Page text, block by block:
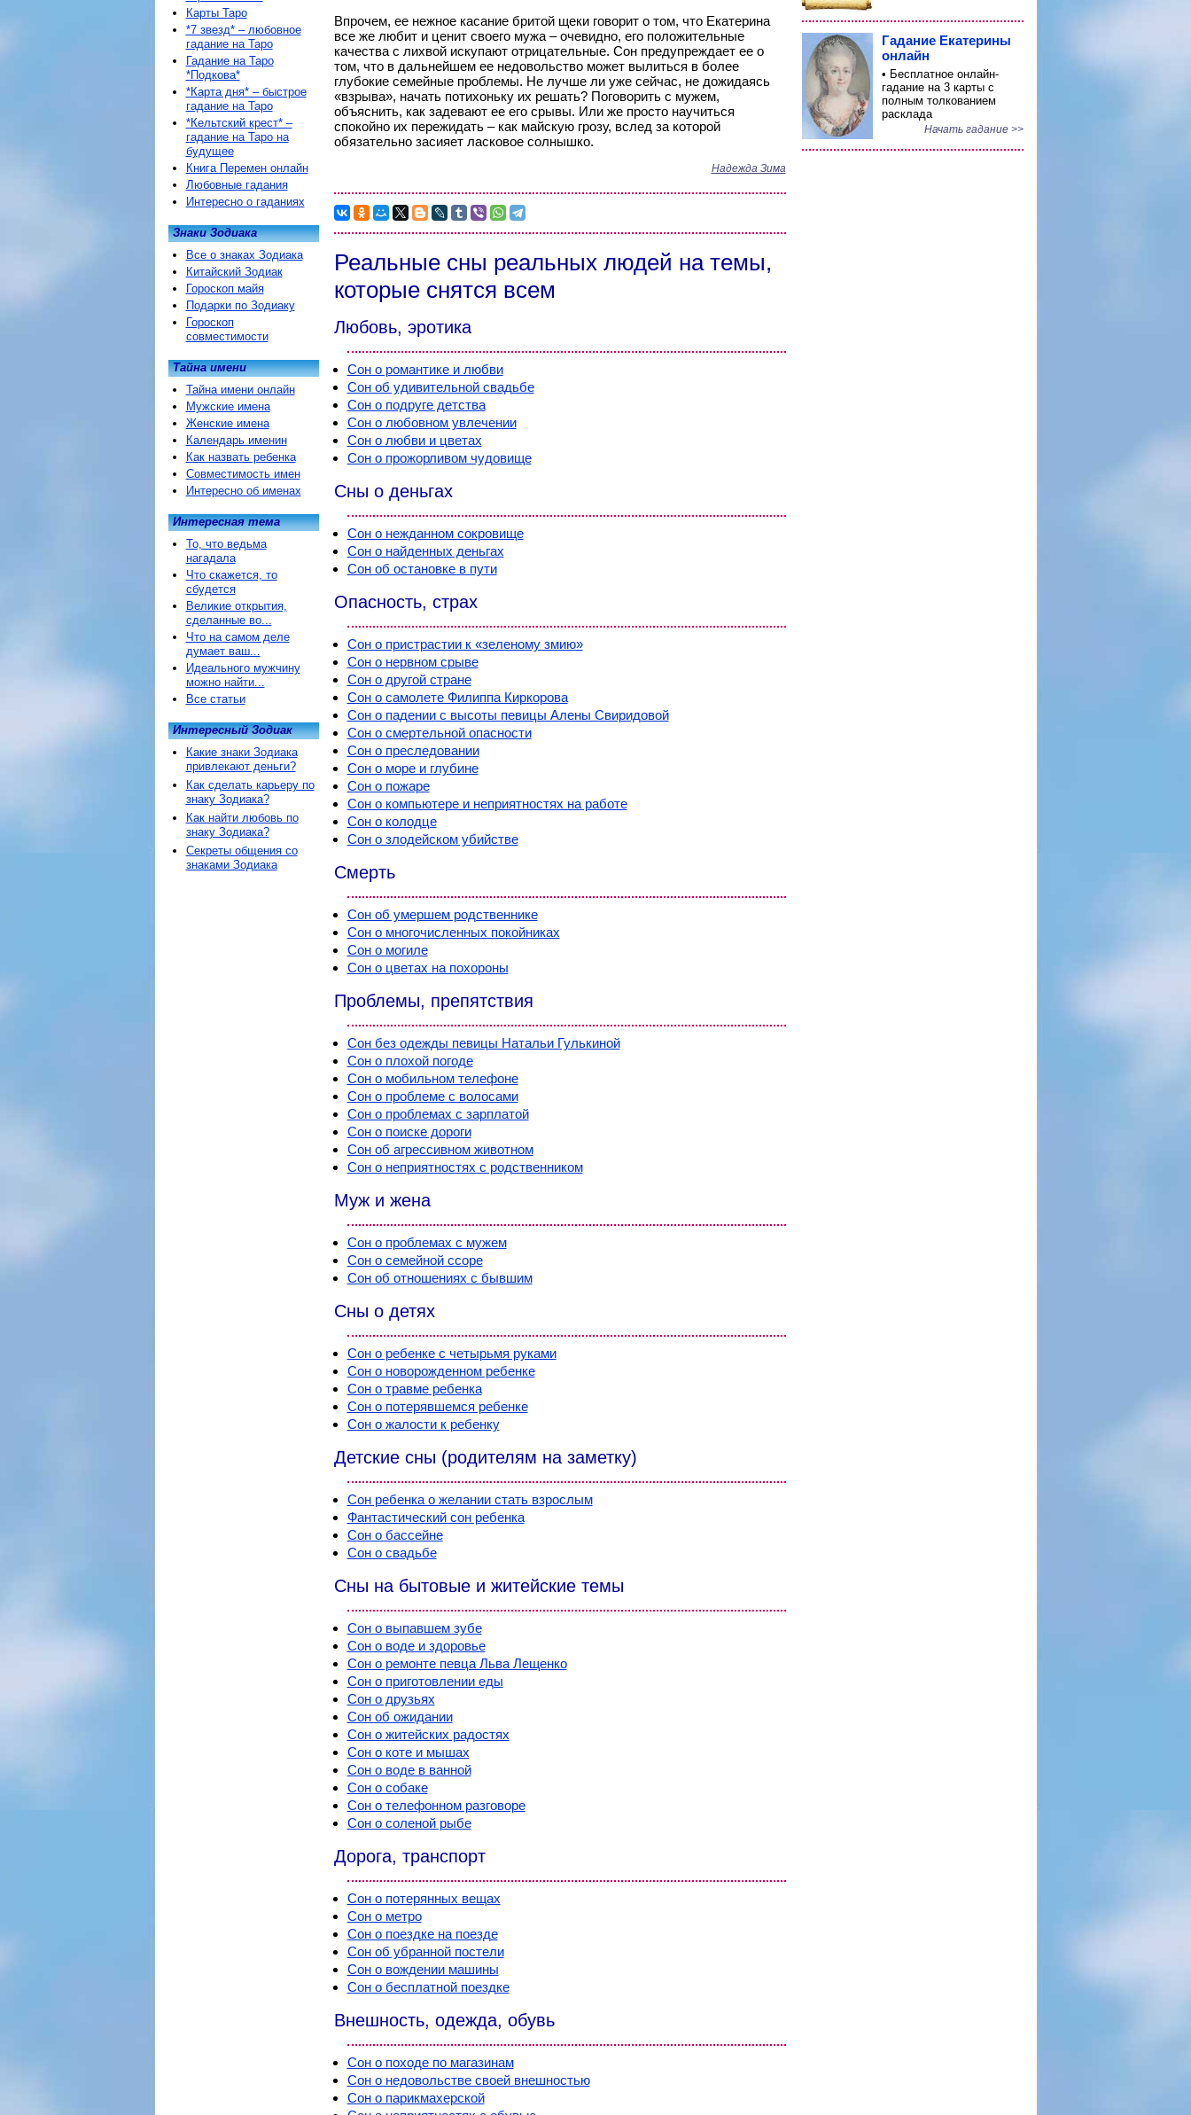
Впрочем, ее нежное касание бритой щеки говорит о том, что Екатерина
все же любит и ценит своего мужа – очевидно, его положительные
качества с лихвой искупают отрицательные. Сон предупреждает ее о
том, что в дальнейшем ее недовольство может вылиться в более
глубокие семейные проблемы. Не лучше ли уже сейчас, не дожидаясь
«взрыва», начать потихоньку их решать? Поговорить с мужем,
объяснить, как задевают ее его срывы. Или же просто научиться
спокойно их пережидать – как майскую грозу, вслед за которой
обязательно засияет ласковое солнышко.
Надежда Зима
Реальные сны реальных людей на темы,
которые снятся всем
Любовь, эротика
Сон о романтике и любви
Сон об удивительной свадьбе
Сон о подруге детства
Сон о любовном увлечении
Сон о любви и цветах
Сон о прожорливом чудовище
Сны о деньгах
Сон о нежданном сокровище
Сон о найденных деньгах
Сон об остановке в пути
Опасность, страх
Сон о пристрастии к «зеленому змию»
Сон о нервном срыве
Сон о другой стране
Сон о самолете Филиппа Киркорова
Сон о падении с высоты певицы Алены Свиридовой
Сон о смертельной опасности
Сон о преследовании
Сон о море и глубине
Сон о пожаре
Сон о компьютере и неприятностях на работе
Сон о колодце
Сон о злодейском убийстве
Смерть
Сон об умершем родственнике
Сон о многочисленных покойниках
Сон о могиле
Сон о цветах на похороны
Проблемы, препятствия
Сон без одежды певицы Натальи Гулькиной
Сон о плохой погоде
Сон о мобильном телефоне
Сон о проблеме с волосами
Сон о проблемах с зарплатой
Сон о поиске дороги
Сон об агрессивном животном
Сон о неприятностях с родственником
Муж и жена
Сон о проблемах с мужем
Сон о семейной ссоре
Сон об отношениях с бывшим
Сны о детях
Сон о ребенке с четырьмя руками
Сон о новорожденном ребенке
Сон о травме ребенка
Сон о потерявшемся ребенке
Сон о жалости к ребенку
Детские сны (родителям на заметку)
Сон ребенка о желании стать взрослым
Фантастический сон ребенка
Сон о бассейне
Сон о свадьбе
Сны на бытовые и житейские темы
Сон о выпавшем зубе
Сон о воде и здоровье
Сон о ремонте певца Льва Лещенко
Сон о приготовлении еды
Сон о друзьях
Сон об ожидании
Сон о житейских радостях
Сон о коте и мышах
Сон о воде в ванной
Сон о собаке
Сон о телефонном разговоре
Сон о соленой рыбе
Дорога, транспорт
Сон о потерянных вещах
Сон о метро
Сон о поездке на поезде
Сон об убранной постели
Сон о вождении машины
Сон о бесплатной поездке
Внешность, одежда, обувь
Сон о походе по магазинам
Сон о недовольстве своей внешностью
Сон о парикмахерской
Карты Таро
*7 звезд* – любовное
гадание на Таро
Гадание на Таро
*Подкова*
*Карта дня* – быстрое
гадание на Таро
*Кельтский крест* –
гадание на Таро на
будущее
Книга Перемен онлайн
Любовные гадания
Интересно о гаданиях
Знаки Зодиака
Все о знаках Зодиака
Китайский Зодиак
Гороскоп майя
Подарки по Зодиаку
Гороскоп
совместимости
Тайна имени
Тайна имени онлайн
Мужские имена
Женские имена
Календарь именин
Как назвать ребенка
Совместимость имен
Интересно об именах
Интересная тема
То, что ведьма
нагадала
Что скажется, то
сбудется
Великие открытия,
сделанные во...
Что на самом деле
думает ваш...
Идеального мужчину
можно найти...
Все статьи
Интересный Зодиак
Какие знаки Зодиака
привлекают деньги?
Как сделать карьеру по
знаку Зодиака?
Как найти любовь по
знаку Зодиака?
Секреты общения со
знаками Зодиака
Гадание Екатерины
онлайн
• Бесплатное онлайн-
гадание на 3 карты с
полным толкованием
расклада
Начать гадание >>